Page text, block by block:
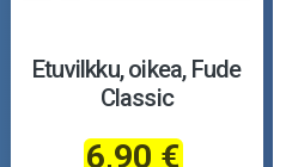
Etuvilkku, oikea, Fude
Classic
6,90 €